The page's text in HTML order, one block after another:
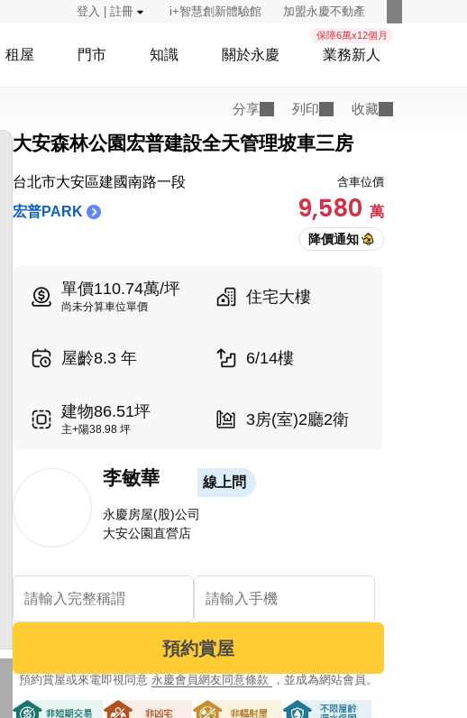
登入 | 註冊 i+智慧創新體驗館 加盟永慶不動產
租屋 門市 知識 關於永慶
保障6萬x12個月
業務新人
分享 列印 收藏
大安森林公園宏普建設全天管理坡車三房
台北市大安區建國南路一段
宏普PARK
含車位價
9,580 萬
單價110.74萬/坪
尚未分算車位單價
住宅大樓
屋齡8.3 年 6/14樓
建物86.51坪
主+陽38.98 坪
3房(室)2廳2衛
李敏華 線上問
永慶房屋(股)公司
大安公園直營店
預約賞屋
預約賞屋或來電即視同意 永慶會員網友同意條款 ，並成為網站會員。